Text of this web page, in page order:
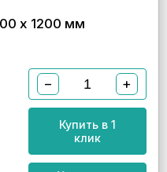
х 1200 мм
− +
Купить в 1
клик